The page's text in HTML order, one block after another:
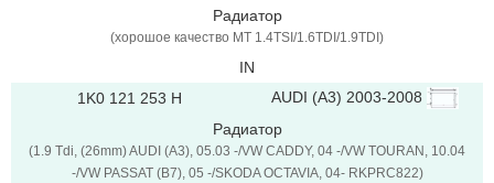
Радиатор
(хорошое качество MT 1.4TSI/1.6TDI/1.9TDI)
IN
1K0 121 253 H
AUDI (A3) 2003-2008
Радиатор
(1.9 Tdi, (26mm) AUDI (A3), 05.03 -/VW CADDY, 04 -/VW TOURAN, 10.04
-/VW PASSAT (B7), 05 -/SKODA OCTAVIA, 04- RKPRC822)